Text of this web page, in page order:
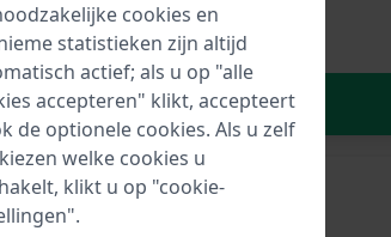
In Winkelwagen
cookies en
statistieken zijn altijd
actief; als u op "alle
accepteren" klikt, accepteert
de optionele cookies. Als u zelf
welke cookies u
klikt u op "cookie-